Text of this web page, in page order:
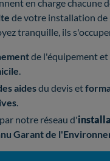
en charge chacune
de votre installation de
tranquille, ils
de l'équipement et
.
aidesdu devis et
.
notre réseau d'
Garant de